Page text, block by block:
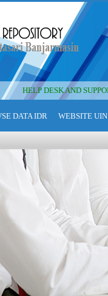
HELP DESK AND
DATA IDR WEBSITE